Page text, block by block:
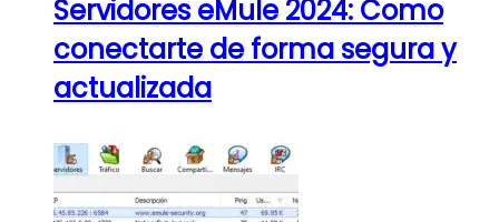
Servidores eMule 2024: Como
conectarte de forma segura y
actualizada